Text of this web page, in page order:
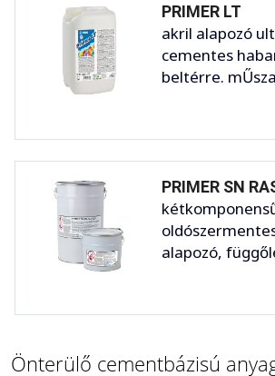
PRIMER LT
akril alapozó
cementes
beltérre.
PRIMER SN
alapozó,
Önterülő cementbázisú